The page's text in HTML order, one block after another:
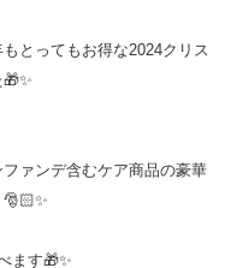
とってもお得な2024クリス
ァンデ含むケア商品の豪華
ます🎁✨